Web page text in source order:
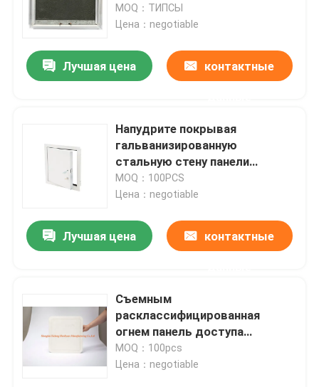
MOQ：ТИПСЫ
Цена：negotiable
Лучшая цена контактные
Напудрите покрывая
гальванизированную
стальную стену панели
доступа 36x36 потолка
пластиковую стальную
MOQ：100PCS
Цена：negotiable
Лучшая цена контактные
Съемным
расклассифицированная
огнем панель доступа
трубопровода гипсокартона
доски гипса съемная
MOQ：100pcs
Цена：negotiable